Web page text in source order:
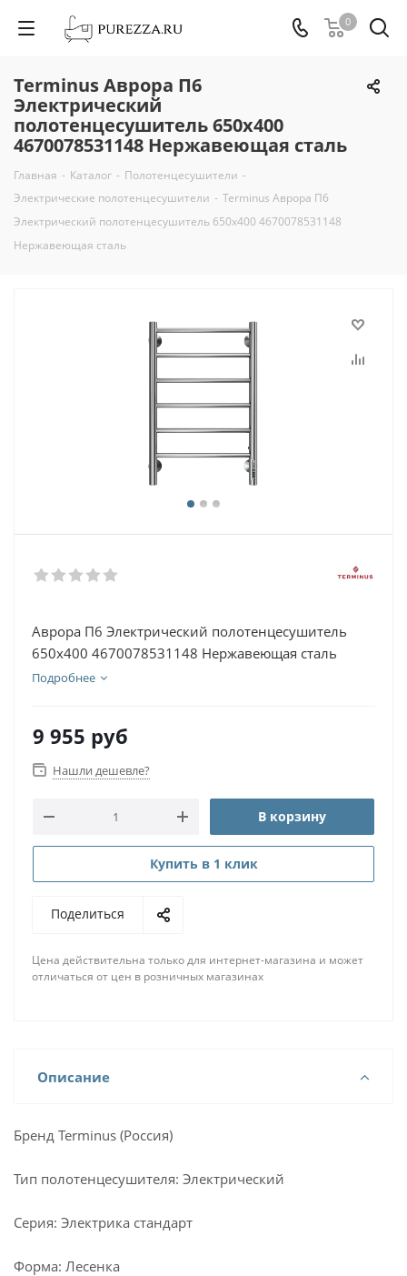
0
Terminus Аврора П6
Электрический
полотенцесушитель 650х400
4670078531148 Нержавеющая сталь
Главная - Каталог - Полотенцесушители -
Электрические полотенцесушители - Terminus Аврора П6
Электрический полотенцесушитель 650х400 4670078531148
Нержавеющая сталь
Аврора П6 Электрический полотенцесушитель
650х400 4670078531148 Нержавеющая сталь
Подробнее
9 955 руб
Нашли дешевле?
В корзину
Купить в 1 клик
Поделиться
Цена действительна только для интернет-магазина и может
отличаться от цен в розничных магазинах
Описание
Бренд Terminus (Россия)
Тип полотенцесушителя: Электрический
Серия: Электрика стандарт
Форма: Лесенка